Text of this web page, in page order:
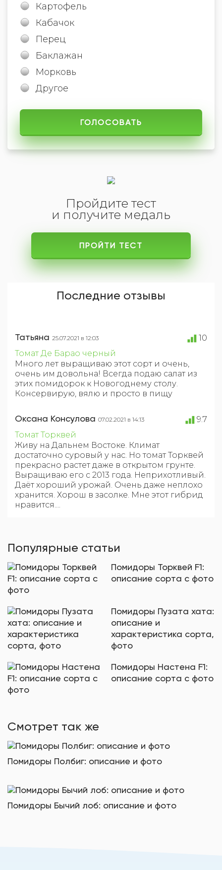
Картофель
Кабачок
Перец
Баклажан
Морковь
Другое
Пройдите тест
и получите медаль
ПРОЙТИ ТЕСТ
Последние отзывы
Татьяна 25.07.2021 в 12:03
10
Томат Де Барао черный
Много лет выращиваю этот сорт и очень,
очень им довольна! Всегда подаю салат из
этих помидорок к Новогоднему столу.
Консервирую, вялю и просто в пищу
Оксана Консулова 07.02.2021 в 14:13
9.7
Томат Торквей
Живу на Дальнем Востоке. Климат
достаточно суровый у нас. Но томат Торквей
прекрасно растет даже в открытом грунте.
Выращиваю его с 2013 года. Неприхотливый.
Даёт хороший урожай. Очень даже неплохо
хранится. Хорош в засолке. Мне этот гибрид
нравится....
Популярные статьи
Помидоры Торквей F1:
описание сорта с фото
Помидоры Пузата хата:
описание и
характеристика сорта,
фото
Помидоры Настена F1:
описание сорта с фото
Смотрет так же
Помидоры Полбиг: описание и фото
Помидоры Бычий лоб: описание и фото